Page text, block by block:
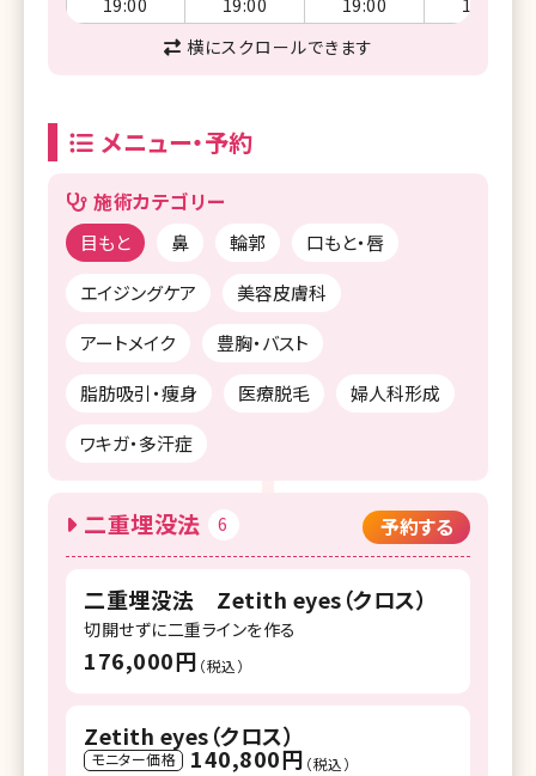
横にスクロールできます
メニュー・予約
施術カテゴリー
目もと 鼻 輪郭
口もと・唇
エイジングケア
美容皮膚科
アートメイク
豊胸・バスト
脂肪吸引・痩身
医療脱毛
婦人科形成
ワキガ・多汗症
二重埋没法 6 予約する
二重埋没法 Zetith eyes（クロス）
切開せずに二重ラインを作る
176,000円 （税込）
Zetith eyes（クロス）
モニター価格 140,800円 （税込）